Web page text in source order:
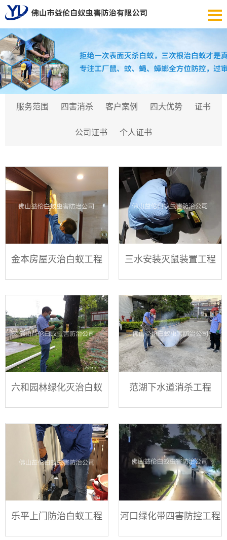
服务范围 四害消杀 客户案例 四大优势 证书
公司证书 个人证书
金本房屋灭治白蚁工程 三水安装灭鼠装置工程
六和园林绿化灭治白蚁 范湖下水道消杀工程
乐平上门防治白蚁工程 河口绿化带四害防控工程